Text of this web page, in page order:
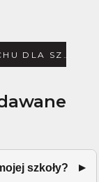
SPRAWDŹ NASZĄ OFERTĘ MERCHU DLA SZKÓŁ
szkoły?